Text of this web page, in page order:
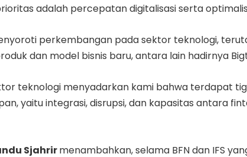
adalah percepatan digitalisasi serta
perkembangan pada sektor teknologi,
dan model bisnis baru, antara lain hadirnya
teknologi menyadarkan kami bahwa terdapat
yaitu integrasi, disrupsi, dan kapasitas antara
Sjahrirmenambahkan, selama BFN dan IFS